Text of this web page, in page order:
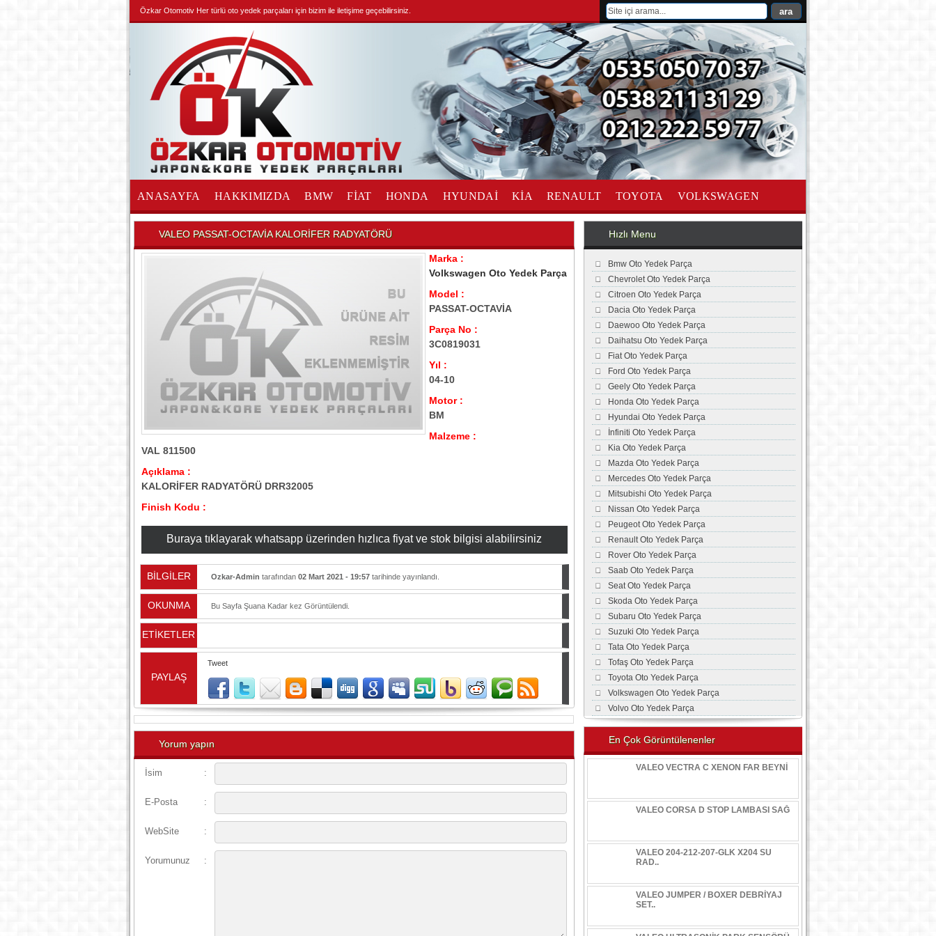
Özkar Otomotiv Her türlü oto yedek parçaları için bizim ile iletişime geçebilirsiniz.
ANASAYFA HAKKIMIZDA BMW FİAT HONDA HYUNDAİ KİA RENAULT TOYOTA VOLKSWAGEN
İLETİŞİM
VALEO PASSAT-OCTAVİA KALORİFER RADYATÖRÜ
Marka :
Volkswagen Oto Yedek Parça
Model :
PASSAT-OCTAVİA
Parça No :
3C0819031
Yıl :
04-10
Motor :
BM
Malzeme :
VAL 811500
Açıklama :
KALORİFER RADYATÖRÜ DRR32005
Finish Kodu :
Buraya tıklayarak whatsapp üzerinden hızlıca fiyat ve stok bilgisi alabilirsiniz
BİLGİLER Ozkar-Admin tarafından 02 Mart 2021 - 19:57tarihinde yayınlandı.
OKUNMA Bu Sayfa Şuana Kadar kez Görüntülendi.
ETİKETLER
PAYLAŞ
Tweet
Yorum yapın
İsim :
E-Posta :
WebSite :
Yorumunuz :
Hızlı Menu
Bmw Oto Yedek Parça
Chevrolet Oto Yedek Parça
Citroen Oto Yedek Parça
Dacia Oto Yedek Parça
Daewoo Oto Yedek Parça
Daihatsu Oto Yedek Parça
Fiat Oto Yedek Parça
Ford Oto Yedek Parça
Geely Oto Yedek Parça
Honda Oto Yedek Parça
Hyundai Oto Yedek Parça
İnfiniti Oto Yedek Parça
Kia Oto Yedek Parça
Mazda Oto Yedek Parça
Mercedes Oto Yedek Parça
Mitsubishi Oto Yedek Parça
Nissan Oto Yedek Parça
Peugeot Oto Yedek Parça
Renault Oto Yedek Parça
Rover Oto Yedek Parça
Saab Oto Yedek Parça
Seat Oto Yedek Parça
Skoda Oto Yedek Parça
Subaru Oto Yedek Parça
Suzuki Oto Yedek Parça
Tata Oto Yedek Parça
Tofaş Oto Yedek Parça
Toyota Oto Yedek Parça
Volkswagen Oto Yedek Parça
Volvo Oto Yedek Parça
En Çok Görüntülenenler
VALEO VECTRA C XENON FAR BEYNİ
VALEO CORSA D STOP LAMBASI SAĞ
VALEO 204-212-207-GLK X204 SU
RAD..
VALEO JUMPER / BOXER DEBRİYAJ
SET..